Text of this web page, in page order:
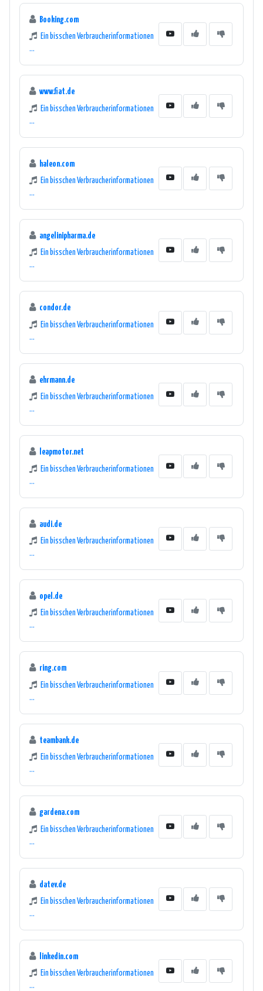
Booking.com
Ein bisschen Verbraucherinformationen
...
www.fiat.de
Ein bisschen Verbraucherinformationen
...
haleon.com
Ein bisschen Verbraucherinformationen
...
angelinipharma.de
Ein bisschen Verbraucherinformationen
...
condor.de
Ein bisschen Verbraucherinformationen
...
ehrmann.de
Ein bisschen Verbraucherinformationen
...
leapmotor.net
Ein bisschen Verbraucherinformationen
...
audi.de
Ein bisschen Verbraucherinformationen
...
opel.de
Ein bisschen Verbraucherinformationen
...
ring.com
Ein bisschen Verbraucherinformationen
...
teambank.de
Ein bisschen Verbraucherinformationen
...
gardena.com
Ein bisschen Verbraucherinformationen
...
datev.de
Ein bisschen Verbraucherinformationen
...
linkedin.com
Ein bisschen Verbraucherinformationen
...